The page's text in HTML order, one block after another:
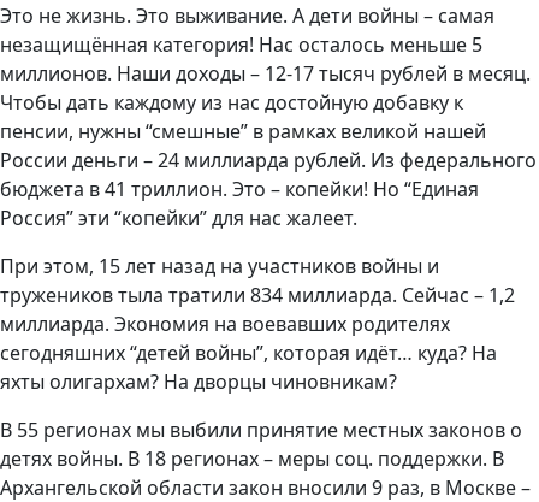
Это не жизнь. Это выживание. А дети войны – самая
незащищённая категория! Нас осталось меньше 5
миллионов. Наши доходы – 12-17 тысяч рублей в месяц.
Чтобы дать каждому из нас достойную добавку к
пенсии, нужны “смешные” в рамках великой нашей
России деньги – 24 миллиарда рублей. Из федерального
бюджета в 41 триллион. Это – копейки! Но “Единая
Россия” эти “копейки” для нас жалеет.
При этом, 15 лет назад на участников войны и
тружеников тыла тратили 834 миллиарда. Сейчас – 1,2
миллиарда. Экономия на воевавших родителях
сегодняшних “детей войны”, которая идёт… куда? На
яхты олигархам? На дворцы чиновникам?
В 55 регионах мы выбили принятие местных законов о
детях войны. В 18 регионах – меры соц. поддержки. В
Архангельской области закон вносили 9 раз, в Москве –